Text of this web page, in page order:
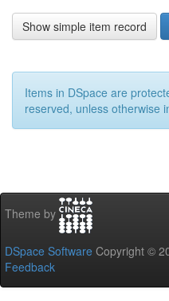
Show simple item record
Items in DSpace are
reserved, unless otherwise
Theme by
DSpace Software Copyright ©
Feedback